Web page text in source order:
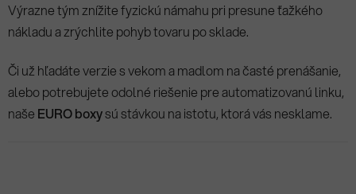
Výrazne tým znížite fyzickú námahu pri presune ťažkého
nákladu a zrýchlite pohyb tovaru po sklade.
Či už hľadáte verzie s vekom a madlom na časté prenášanie,
alebo potrebujete odolné riešenie pre automatizovanú linku,
naše EURO boxysú stávkou na istotu, ktorá vás nesklame.